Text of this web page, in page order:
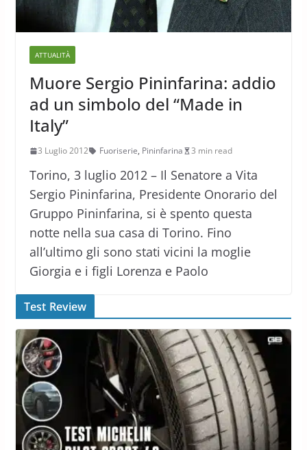
ATTUALITÀ
Muore Sergio Pininfarina: addio
ad un simbolo del “Made in
Italy”
3 Luglio 2012 Fuoriserie, Pininfarina 3 min read
Torino, 3 luglio 2012 – Il Senatore a Vita
Sergio Pininfarina, Presidente Onorario del
Gruppo Pininfarina, si è spento questa
notte nella sua casa di Torino. Fino
all’ultimo gli sono stati vicini la moglie
Giorgia e i figli Lorenza e Paolo
Test Review